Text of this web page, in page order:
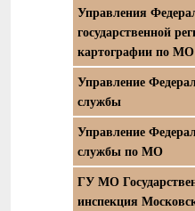
Управления
государственной
картографии по МО
Управление
службы
Управление
службы по МО
ГУ МО
инспекция